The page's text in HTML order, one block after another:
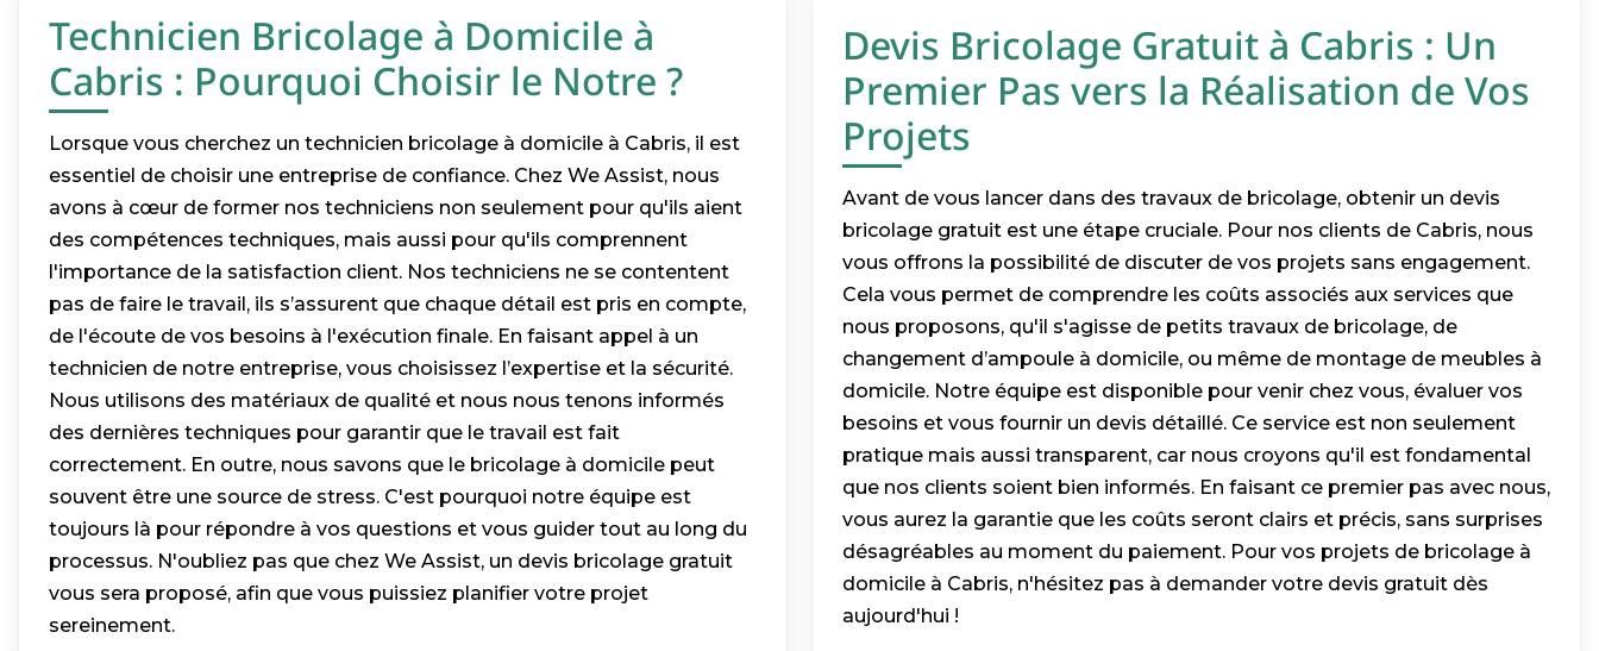
Technicien Bricolage à Domicile à
Cabris : Pourquoi Choisir le Notre ?
Lorsque vous cherchez un technicien bricolage à domicile à Cabris, il est
essentiel de choisir une entreprise de confiance. Chez We Assist, nous
avons à cœur de former nos techniciens non seulement pour qu'ils aient
des compétences techniques, mais aussi pour qu'ils comprennent
l'importance de la satisfaction client. Nos techniciens ne se contentent
pas de faire le travail, ils s’assurent que chaque détail est pris en compte,
de l'écoute de vos besoins à l'exécution finale. En faisant appel à un
technicien de notre entreprise, vous choisissez l’expertise et la sécurité.
Nous utilisons des matériaux de qualité et nous nous tenons informés
des dernières techniques pour garantir que le travail est fait
correctement. En outre, nous savons que le bricolage à domicile peut
souvent être une source de stress. C'est pourquoi notre équipe est
toujours là pour répondre à vos questions et vous guider tout au long du
processus. N'oubliez pas que chez We Assist, un devis bricolage gratuit
vous sera proposé, afin que vous puissiez planifier votre projet
sereinement.
Devis Bricolage Gratuit à Cabris : Un
Premier Pas vers la Réalisation de Vos
Projets
Avant de vous lancer dans des travaux de bricolage, obtenir un devis
bricolage gratuit est une étape cruciale. Pour nos clients de Cabris, nous
vous offrons la possibilité de discuter de vos projets sans engagement.
Cela vous permet de comprendre les coûts associés aux services que
nous proposons, qu'il s'agisse de petits travaux de bricolage, de
changement d’ampoule à domicile, ou même de montage de meubles à
domicile. Notre équipe est disponible pour venir chez vous, évaluer vos
besoins et vous fournir un devis détaillé. Ce service est non seulement
pratique mais aussi transparent, car nous croyons qu'il est fondamental
que nos clients soient bien informés. En faisant ce premier pas avec nous,
vous aurez la garantie que les coûts seront clairs et précis, sans surprises
désagréables au moment du paiement. Pour vos projets de bricolage à
domicile à Cabris, n'hésitez pas à demander votre devis gratuit dès
aujourd'hui !